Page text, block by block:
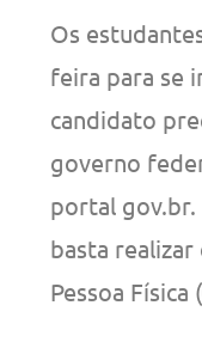
Os
feira para se
candidato
governo
portal gov.br.
basta
Pessoa Física